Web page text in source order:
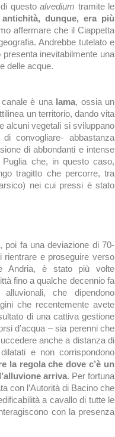
di questoalvedium tramite le
antichità, dunque, era più
affermare che il Ciappetta
Andrebbe tutelato e
inevitabilmente una
delle acque.
è una lama, ossia un
un territorio, dando vita
alcuni vegetali si sviluppano
convogliare- abbastanza
di abbondanti e intense
che, in questo caso,
tragitto che percorre, tra
nei cui pressi è stato
poi fa una deviazione di 70-
rientrare e proseguire verso
Andria, è stato più volte
fino a qualche decennio fa
che dipendono
che recentemente avete
di una cattiva gestione
d’acqua – sia perenni che
anche a distanza di
e non corrispondono
la regola che dove c’è un
arriva. Per fortuna
con l’Autorità di Bacino che
a cavallo di tutte le
con la presenza